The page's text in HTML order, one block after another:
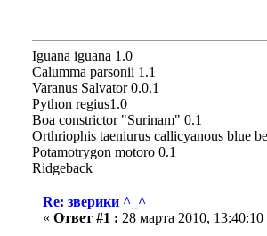
Iguana iguana 1.0
Calumma parsonii 1.1
Varanus Salvator 0.0.1
Python regius1.0
Boa constrictor "Surinam" 0.1
Оrthriophis taeniurus callicyanous blue
Potamotrygon motoro 0.1
Ridgeback
Re: зверики ^_^
« Ответ #1 : 28 марта 2010, 13:40:10